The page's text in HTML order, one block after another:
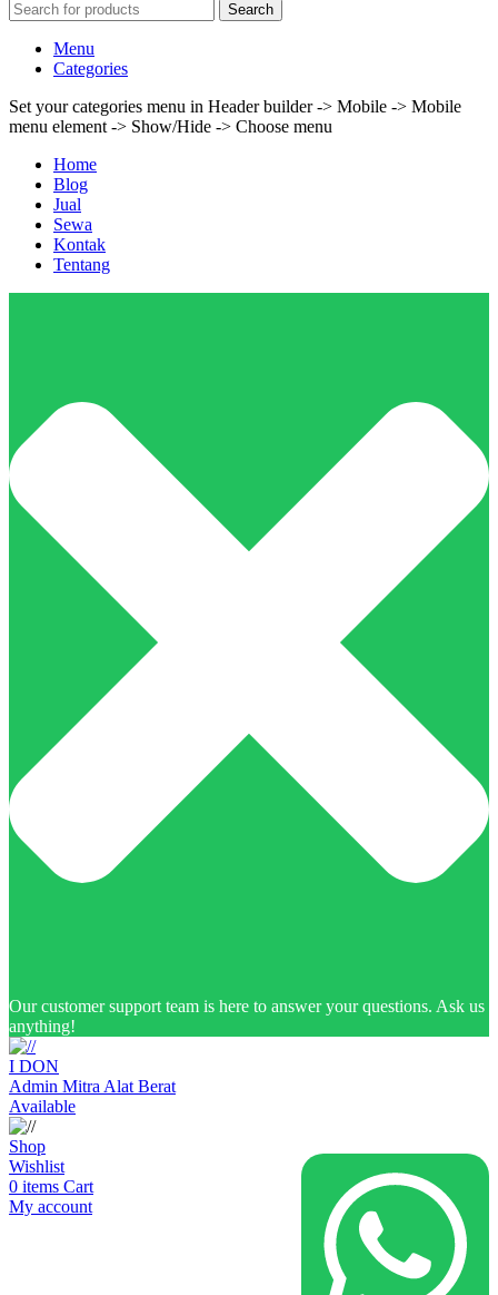
Search
Menu
Categories
Set your categories menu in Header builder -> Mobile -> Mobile
menu element -> Show/Hide -> Choose menu
Home
Blog
Jual
Sewa
Kontak
Tentang
Our customer support team is here to answer your questions. Ask us
anything!
I DON
Admin Mitra Alat Berat
Available
Shop
Wishlist
0 items Cart
My account